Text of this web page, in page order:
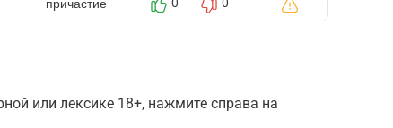
или лексике 18+, нажмите справа на